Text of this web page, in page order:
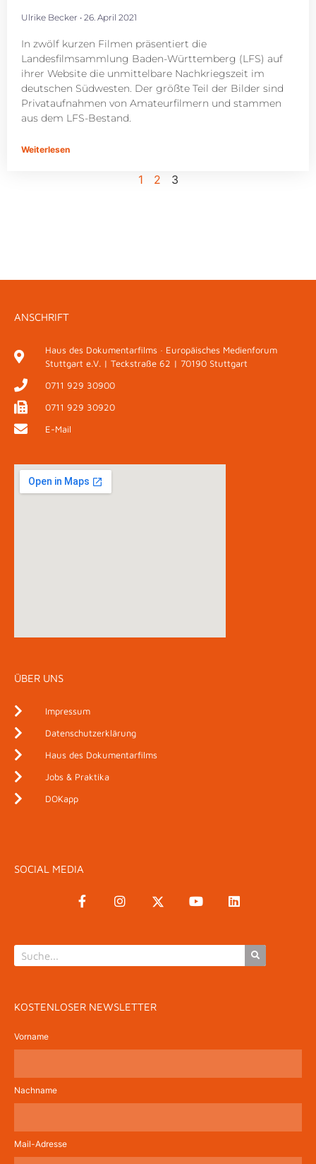
Ulrike Becker 26. April 2021
In zwölf kurzen Filmen präsentiert die
Landesfilmsammlung Baden-Württemberg (LFS) auf
ihrer Website die unmittelbare Nachkriegszeit im
deutschen Südwesten. Der größte Teil der Bilder sind
Privataufnahmen von Amateurfilmern und stammen
aus dem LFS-Bestand.
Weiterlesen
1 2 3
ANSCHRIFT
Haus des Dokumentarfilms · Europäisches Medienforum
Stuttgart e.V. | Teckstraße 62 | 70190 Stuttgart
0711 929 30900
0711 929 30920
E-Mail
ÜBER UNS
Impressum
Datenschutzerklärung
Haus des Dokumentarfilms
Jobs & Praktika
DOKapp
SOCIAL MEDIA
KOSTENLOSER NEWSLETTER
Vorname
Nachname
Mail-Adresse